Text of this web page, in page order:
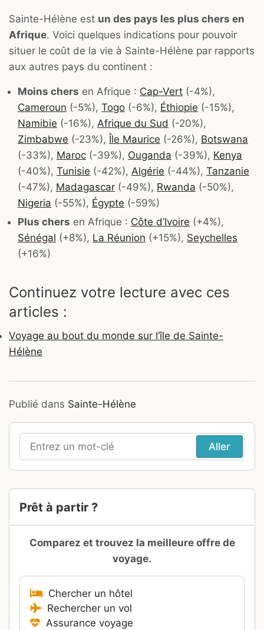
Sainte-Hélène est un des pays les plus chers en
Afrique. Voici quelques indications pour pouvoir
situer le coût de la vie à Sainte-Hélène par rapports
aux autres pays du continent :
Moins chers en Afrique : Cap-Vert (-4%),
Cameroun (-5%), Togo (-6%), Éthiopie (-15%),
Namibie (-16%), Afrique du Sud (-20%),
Zimbabwe (-23%), Île Maurice (-26%), Botswana
(-33%), Maroc (-39%), Ouganda (-39%), Kenya
(-40%), Tunisie (-42%), Algérie (-44%), Tanzanie
(-47%), Madagascar (-49%), Rwanda (-50%),
Nigeria (-55%), Égypte (-59%)
Plus chers en Afrique : Côte d’Ivoire (+4%),
Sénégal (+8%), La Réunion (+15%), Seychelles
(+16%)
Continuez votre lecture avec ces
articles :
Voyage au bout du monde sur l’île de Sainte-
Hélène
Publié dans Sainte-Hélène
Recherche
pour
Prêt à partir ?
Comparez et trouvez la meilleure offre de
voyage.
Chercher un hôtel
Rechercher un vol
Assurance voyage